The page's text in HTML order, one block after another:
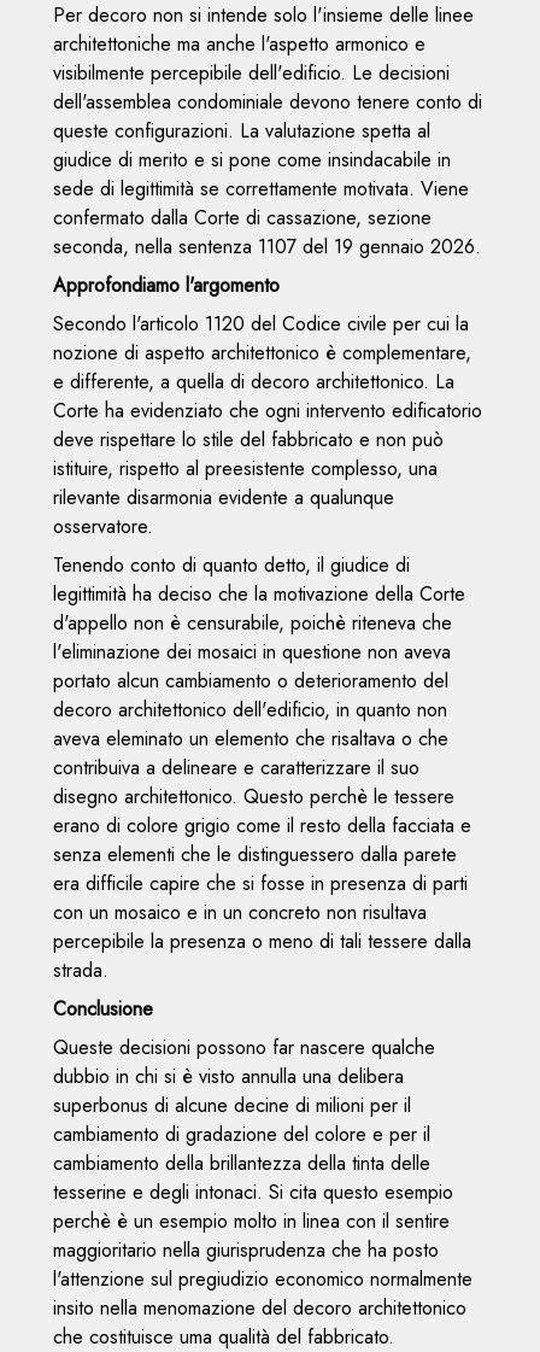
Per decoro non si intende solo l'insieme delle linee
architettoniche ma anche l'aspetto armonico e
visibilmente percepibile dell'edificio. Le decisioni
dell'assemblea condominiale devono tenere conto di
queste configurazioni. La valutazione spetta al
giudice di merito e si pone come insindacabile in
sede di legittimità se correttamente motivata. Viene
confermato dalla Corte di cassazione, sezione
seconda, nella sentenza 1107 del 19 gennaio 2026.
Approfondiamo l'argomento
Secondo l'articolo 1120 del Codice civile per cui la
nozione di aspetto architettonico è complementare,
e differente, a quella di decoro architettonico. La
Corte ha evidenziato che ogni intervento edificatorio
deve rispettare lo stile del fabbricato e non può
istituire, rispetto al preesistente complesso, una
rilevante disarmonia evidente a qualunque
osservatore.
Tenendo conto di quanto detto, il giudice di
legittimità ha deciso che la motivazione della Corte
d'appello non è censurabile, poichè riteneva che
l'eliminazione dei mosaici in questione non aveva
portato alcun cambiamento o deterioramento del
decoro architettonico dell'edificio, in quanto non
aveva eleminato un elemento che risaltava o che
contribuiva a delineare e caratterizzare il suo
disegno architettonico. Questo perchè le tessere
erano di colore grigio come il resto della facciata e
senza elementi che le distinguessero dalla parete
era difficile capire che si fosse in presenza di parti
con un mosaico e in un concreto non risultava
percepibile la presenza o meno di tali tessere dalla
strada.
Conclusione
Queste decisioni possono far nascere qualche
dubbio in chi si è visto annulla una delibera
superbonus di alcune decine di milioni per il
cambiamento di gradazione del colore e per il
cambiamento della brillantezza della tinta delle
tesserine e degli intonaci. Si cita questo esempio
perchè è un esempio molto in linea con il sentire
maggioritario nella giurisprudenza che ha posto
l'attenzione sul pregiudizio economico normalmente
insito nella menomazione del decoro architettonico
che costituisce uma qualità del fabbricato.